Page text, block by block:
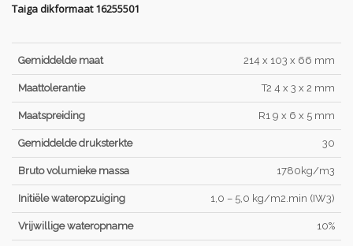
Taiga dikformaat 16255501
Gemiddelde maat 214 x 103 x 66 mm
Maattolerantie T2 4 x 3 x 2 mm
Maatspreiding R1 9 x 6 x 5 mm
Gemiddelde druksterkte 30
Bruto volumieke massa 1780kg/m3
Initiële wateropzuiging 1,0 – 5,0 kg/m2.min (IW3)
Vrijwillige wateropname 10%